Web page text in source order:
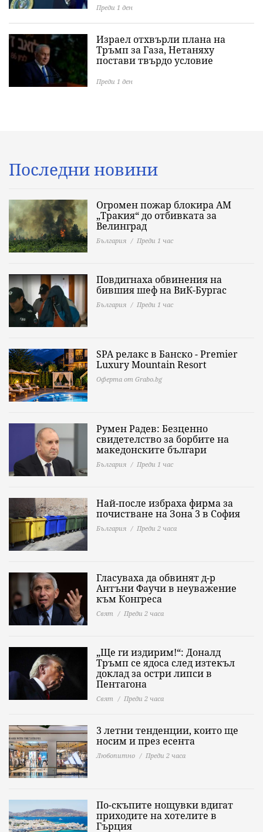
Преди 1 ден
Израел отхвърли плана на
Тръмп за Газа, Нетаняху
постави твърдо условие
Преди 1 ден
Последни новини
Огромен пожар блокира АМ
„Тракия“ до отбивката за
Велинград
България Преди 1 час
Повдигнаха обвинения на
бившия шеф на ВиК-Бургас
България Преди 1 час
SPA релакс в Банско - Premier
Luxury Mountain Resort
Оферта от Grabo.bg
Румен Радев: Безценно
свидетелство за борбите на
македонските българи
България Преди 1 час
Най-после избраха фирма за
почистване на Зона 3 в София
България Преди 2 часа
Гласуваха да обвинят д-р
Антъни Фаучи в неуважение
към Конгреса
Свят Преди 2 часа
„Ще ги издирим!“: Доналд
Тръмп се ядоса след изтекъл
доклад за остри липси в
Пентагона
Свят Преди 2 часа
3 летни тенденции, които ще
носим и през есента
Любопитно Преди 2 часа
По-скъпите нощувки вдигат
приходите на хотелите в
Гърция